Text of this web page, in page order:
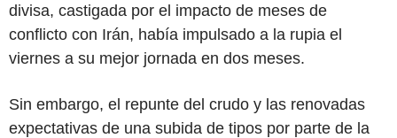
divisa, castigada por el impacto de meses de
conflicto con Irán, había impulsado a la rupia el
viernes a su mejor jornada en dos meses.
Sin embargo, el repunte del crudo y las renovadas
expectativas de una subida de tipos por parte de la